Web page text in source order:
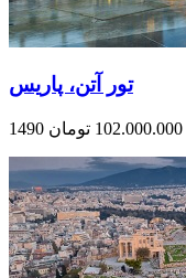
تور آتن، پاریس